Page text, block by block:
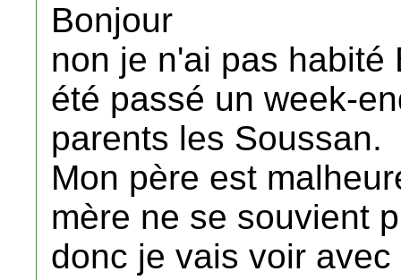
Bonjour
non je n'ai pas habité
été passé un week-
parents les Soussan.
Mon père est
mère ne se souvient
donc je vais voir